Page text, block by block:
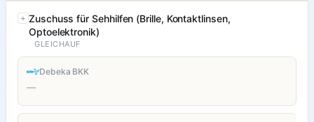
Zuschuss für Sehhilfen (Brille, Kontaktlinsen,
Optoelektronik)
GLEICHAUF
Debeka BKK
—